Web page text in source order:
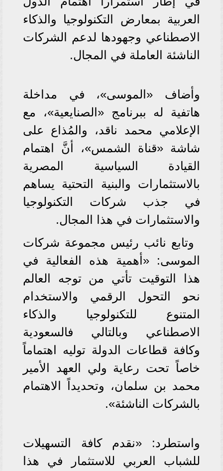
العربية بمعارض التكنولوجيا والذكاء
الاصطناعي وجهودها لدعم الشركات
الناشئة العاملة في المجال.
وأضاف «الموسى»، في مداخلة
هاتفية له ببرنامج «الصنايعية»، مع
الإعلامي محمد ناقد، والمُذاع على
شاشة «قناة الشمس»، أنَّ اهتمام
القيادة السياسية المصرية
بالاستثمارات والبنية التحتية يساهم
في جذب شركات التكنولوجيا
والاستثمارات في هذا المجال.
وتابع نائب رئيس مجموعة شركات
الموسى: «أهمية هذه الفعالية في
هذا التوقيت تأتي من توجه العالم
نحو التحول الرقمي والاستخدام
المتنوع للتكنولوجيا والذكاء
الاصطناعي وبالتالي فالسعودية
وكافة قطاعات الدولة توليه اهتماماً
خاصاً تحت رعاية ولي العهد الأمير
محمد بن سلمان، وتحديداً الاهتمام
بالشركات الناشئة».
واستطرد: «نقدم كافة التسهيلات
للشباب العربي للاستثمار في هذا